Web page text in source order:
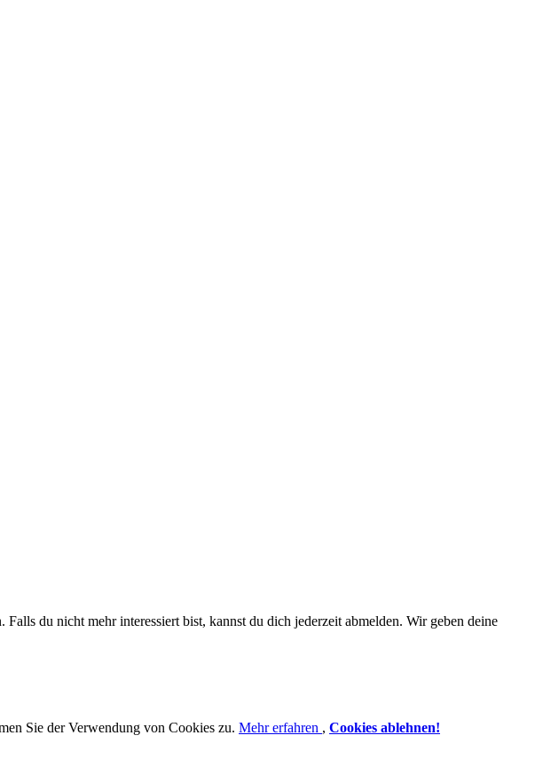
du nicht mehr interessiert bist, kannst du dich jederzeit abmelden. Wir geben deine
Sie der Verwendung von Cookies zu. Mehr erfahren , Cookies ablehnen!